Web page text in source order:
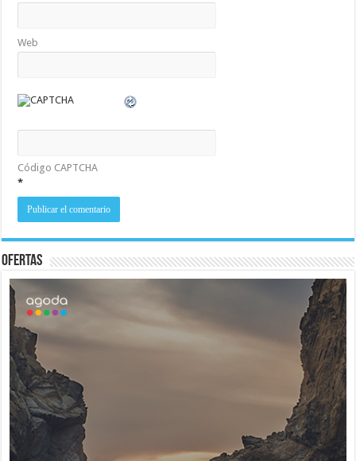
Web
Código CAPTCHA
*
Ofertas